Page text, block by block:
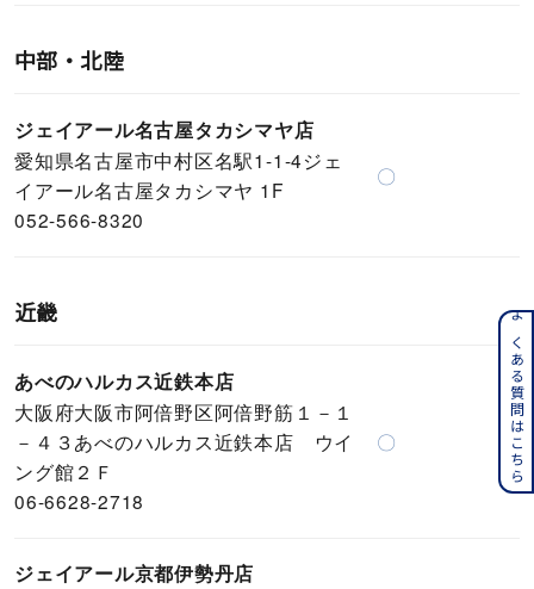
中部・北陸
ジェイアール名古屋タカシマヤ店
愛知県名古屋市中村区名駅1-1-4ジェ
イアール名古屋タカシマヤ 1F
052-566-8320
〇
近畿
あべのハルカス近鉄本店
大阪府大阪市阿倍野区阿倍野筋１－１
－４３あべのハルカス近鉄本店 ウイ
ング館２Ｆ
06-6628-2718
〇
ジェイアール京都伊勢丹店
よくある質問はこちら